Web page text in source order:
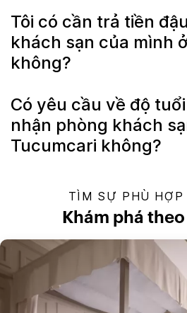
Tôi có cần trả tiền
khách sạn của mình
không?
Có yêu cầu về độ
nhận phòng khách
Tucumcari không?
TÌM SỰ PHÙ HỢP
Khám phá